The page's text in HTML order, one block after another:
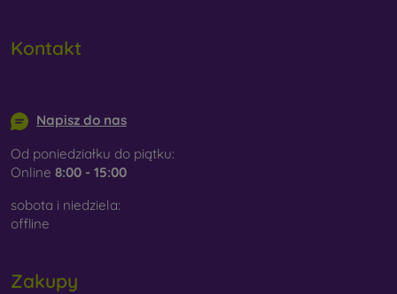
Kontakt
Napisz do nas
Od poniedziałku do piątku:
Online 8:00 - 15:00
sobota i niedziela:
offline
Zakupy